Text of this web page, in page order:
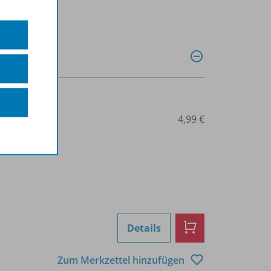
4,99 €
Details
Zum Merkzettel hinzufügen